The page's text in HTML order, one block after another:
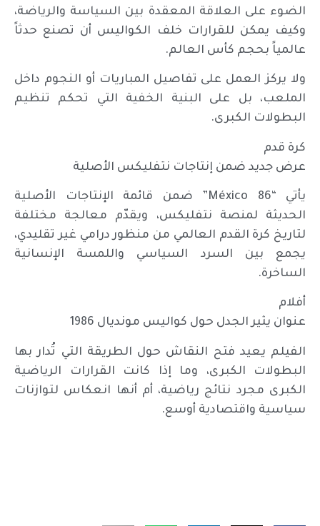
الضوء على العلاقة المعقدة بين السياسة والرياضة،
وكيف يمكن للقرارات خلف الكواليس أن تصنع حدثاً
عالمياً بحجم كأس العالم.
ولا يركز العمل على تفاصيل المباريات أو النجوم داخل
الملعب، بل على البنية الخفية التي تحكم تنظيم
البطولات الكبرى.
كرة قدم
عرض جديد ضمن إنتاجات نتفليكس الأصلية
يأتي “México 86” ضمن قائمة الإنتاجات الأصلية
الحديثة لمنصة نتفليكس، ويقدّم معالجة مختلفة
لتاريخ كرة القدم العالمي من منظور درامي غير تقليدي،
يجمع بين السرد السياسي واللمسة الإنسانية
الساخرة.
أفلام
عنوان يثير الجدل حول كواليس مونديال 1986
الفيلم يعيد فتح النقاش حول الطريقة التي تُدار بها
البطولات الكبرى، وما إذا كانت القرارات الرياضية
الكبرى مجرد نتائج رياضية، أم أنها انعكاس لتوازنات
سياسية واقتصادية أوسع.